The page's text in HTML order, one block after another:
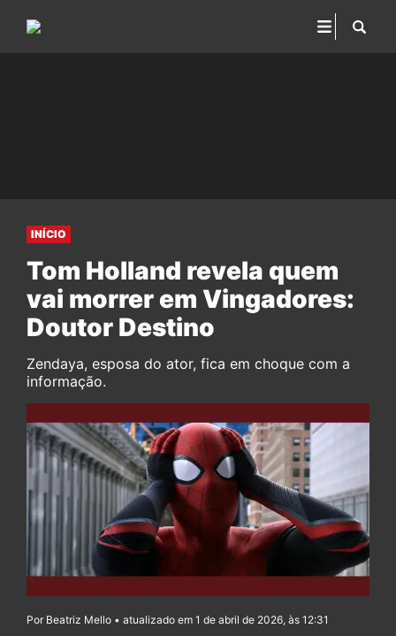
INÍCIO
Tom Holland revela quem
vai morrer em Vingadores:
Doutor Destino
Zendaya, esposa do ator, fica em choque com a
informação.
Por Beatriz Mello • atualizado em 1 de abril de 2026, às 12:31